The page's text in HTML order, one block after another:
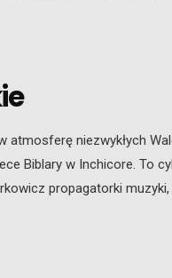
niezwykłych
Biblary w Inchicore. To
propagatorki
patronów medialnych